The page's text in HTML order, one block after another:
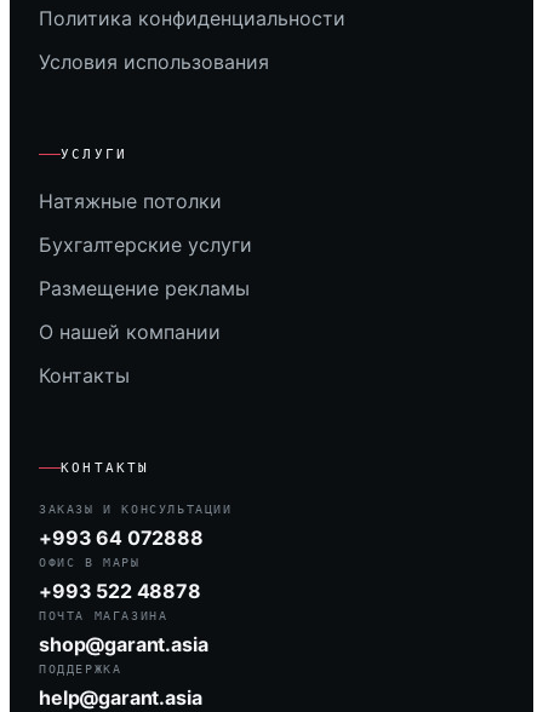
Политика конфиденциальности
Условия использования
УСЛУГИ
Натяжные потолки
Бухгалтерские услуги
Размещение рекламы
О нашей компании
Контакты
КОНТАКТЫ
ЗАКАЗЫ И КОНСУЛЬТАЦИИ
+993 64 072888
ОФИС В МАРЫ
+993 522 48878
ПОЧТА МАГАЗИНА
shop@garant.asia
ПОДДЕРЖКА
help@garant.asia